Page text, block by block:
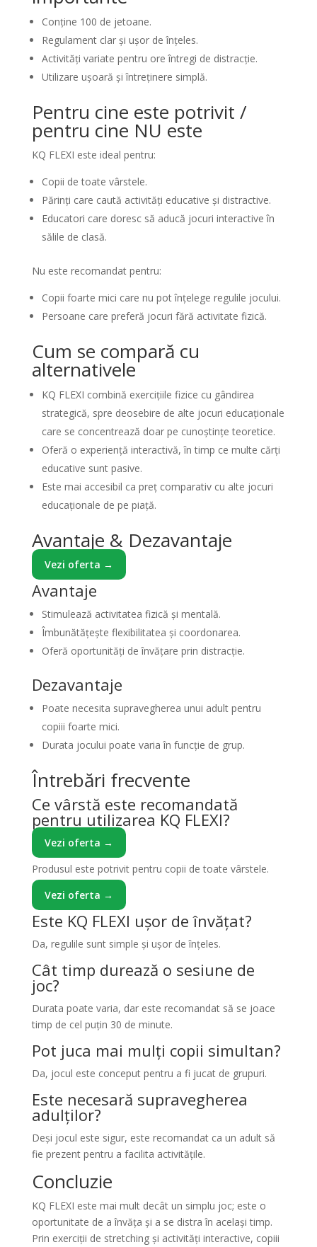
Conține 100 de jetoane.
Regulament clar și ușor de înțeles.
Activități variate pentru ore întregi de distracție.
Utilizare ușoară și întreținere simplă.
Pentru cine este potrivit /
pentru cine NU este
KQ FLEXI este ideal pentru:
Copii de toate vârstele.
Părinți care caută activități educative și distractive.
Educatori care doresc să aducă jocuri interactive în
sălile de clasă.
Nu este recomandat pentru:
Copii foarte mici care nu pot înțelege regulile jocului.
Persoane care preferă jocuri fără activitate fizică.
Cum se compară cu
alternativele
KQ FLEXI combină exercițiile fizice cu gândirea
strategică, spre deosebire de alte jocuri educaționale
care se concentrează doar pe cunoștințe teoretice.
Oferă o experiență interactivă, în timp ce multe cărți
educative sunt pasive.
Este mai accesibil ca preț comparativ cu alte jocuri
educaționale de pe piață.
Avantaje & Dezavantaje
Vezi oferta →
Avantaje
Stimulează activitatea fizică și mentală.
Îmbunătățește flexibilitatea și coordonarea.
Oferă oportunități de învățare prin distracție.
Dezavantaje
Poate necesita supravegherea unui adult pentru
copiii foarte mici.
Durata jocului poate varia în funcție de grup.
Întrebări frecvente
Ce vârstă este recomandată
pentru utilizarea KQ FLEXI?
Vezi oferta →
Produsul este potrivit pentru copii de toate vârstele.
Vezi oferta →
Este KQ FLEXI ușor de învățat?
Da, regulile sunt simple și ușor de înțeles.
Cât timp durează o sesiune de
joc?
Durata poate varia, dar este recomandat să se joace
timp de cel puțin 30 de minute.
Pot juca mai mulți copii simultan?
Da, jocul este conceput pentru a fi jucat de grupuri.
Este necesară supravegherea
adulților?
Deși jocul este sigur, este recomandat ca un adult să
fie prezent pentru a facilita activitățile.
Concluzie
KQ FLEXI este mai mult decât un simplu joc; este o
oportunitate de a învăța și a se distra în același timp.
Prin exerciții de stretching și activități interactive, copiii